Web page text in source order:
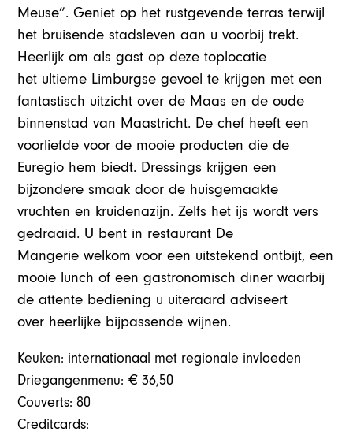
Meuse”. Geniet op het rustgevende terras terwijl
het bruisende stadsleven aan u voorbij trekt.
Heerlijk om als gast op deze toplocatie
het ultieme Limburgse gevoel te krijgen met een
fantastisch uitzicht over de Maas en de oude
binnenstad van Maastricht. De chef heeft een
voorliefde voor de mooie producten die de
Euregio hem biedt. Dressings krijgen een
bijzondere smaak door de huisgemaakte
vruchten en kruidenazijn. Zelfs het ijs wordt vers
gedraaid. U bent in restaurant De
Mangerie welkom voor een uitstekend ontbijt, een
mooie lunch of een gastronomisch diner waarbij
de attente bediening u uiteraard adviseert
over heerlijke bijpassende wijnen.
Keuken: internationaal met regionale invloeden
Driegangenmenu: € 36,50
Couverts: 80
Creditcards: